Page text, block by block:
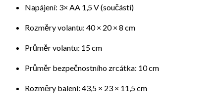
Napájení: 3× AA 1,5 V (součástí)
Rozměry volantu: 40 × 20 × 8 cm
Průměr volantu: 15 cm
Průměr bezpečnostního zrcátka: 10 cm
Rozměry balení: 43,5 × 23 × 11,5 cm